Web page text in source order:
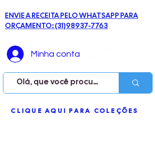
CLIQUE AQUI PARA COLEÇÕES
ME
NU
ENVIE A RECEITA PELO WHATSAPP PARA
ORÇAMENTO: (31)98937-7763
Minha conta